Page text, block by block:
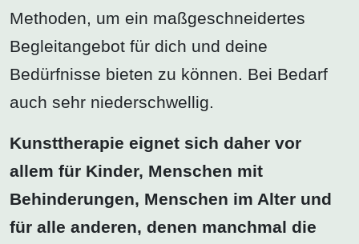
Methoden, um ein maßgeschneidertes
Begleitangebot für dich und deine
Bedürfnisse bieten zu können. Bei Bedarf
auch sehr niederschwellig.
Kunsttherapie eignet sich daher vor
allem für Kinder, Menschen mit
Behinderungen, Menschen im Alter und
für alle anderen, denen manchmal die